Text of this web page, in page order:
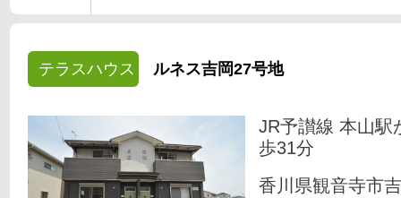
テラスハウス ルネス吉岡27号地
JR予讃線 本山駅
歩31分
香川県観音寺市